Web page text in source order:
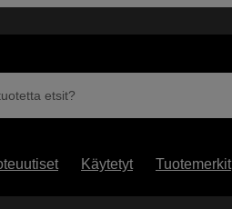
etsit?
Käytetyt Tuotemerkit